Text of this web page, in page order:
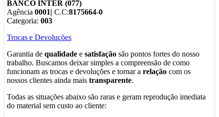
BANCO INTER (077)
Agência 0001| C.C:8175664-0
Categoria: 003
Trocas e Devoluções
Garantia de qualidade e satisfação são pontos fortes do nosso
trabalho. Buscamos deixar simples a compreensão de como
funcionam as trocas e devoluções e tornar a relação com os
nossos clientes ainda mais transparente.
Todas as situações abaixo são raras e geram reprodução imediata
do material sem custo ao cliente: